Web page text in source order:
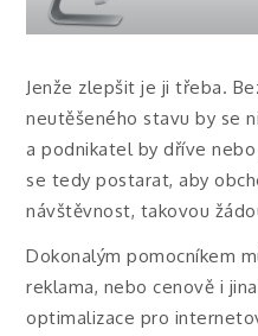
Jenže zlepšit je ji třeba.
neutěšeného stavu by se
a podnikatel by dříve
se tedy postarat, aby
návštěvnost, takovou
Dokonalým pomocníkem
reklama, nebo cenově i
optimalizace pro